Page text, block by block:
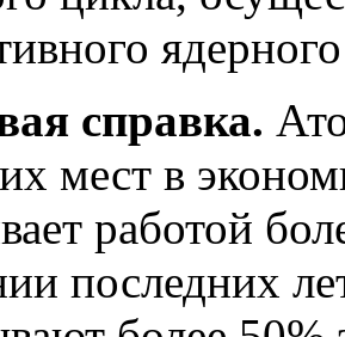
справка.
мест в
работой
последних